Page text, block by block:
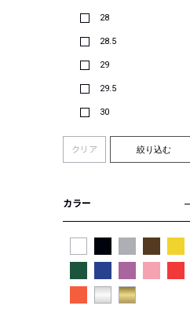
28
28.5
29
29.5
30
クリア 絞り込む
カラー